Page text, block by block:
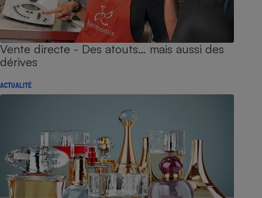
Vente directe - Des atouts… mais aussi des
dérives
ACTUALITÉ